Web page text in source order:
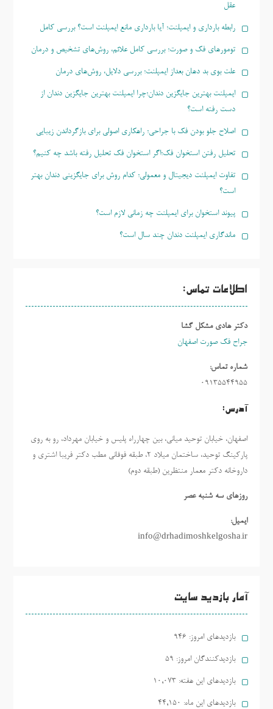
عقل
رابطه بارداری و ایمپلنت؛ آیا بارداری مانع ایمپلنت است؟ بررسی کامل
تومورهای فک و صورت؛ بررسی کامل علائم، روش‌های تشخیص و درمان
علت بوی بد دهان بعداز ایمپلنت؛ بررسی دلایل، روش‌های درمان
ایمپلنت بهترین جایگزین دندان؛چرا ایمپلنت بهترین جایگزین دندان از
دست رفته است؟
اصلاح جلو بودن فک با جراحی؛ راهکاری اصولی برای بازگرداندن زیبایی
تحلیل رفتن استخوان فک؛اگر استخوان فک تحلیل رفته باشد چه کنیم؟
تفاوت ایمپلنت دیجیتال و معمولی؛ کدام روش برای جایگزینی دندان بهتر
است؟
پیوند استخوان برای ایمپلنت چه زمانی لازم است؟
ماندگاری ایمپلنت دندان چند سال است؟
اطلاعات تماس:
دکتر هادی مشکل گشا
جراح فک صورت اصفهان
شماره تماس:
09135544955
آدرس:
اصفهان، خیابان توحید میانی، بین چهارراه پلیس و خیابان مهرداد، رو به روی
پارکینگ توحید، ساختمان میلاد ٢، طبقه فوقانی مطب دکتر فریبا اشتری و
داروخانه دکتر معمار منتظرین (طبقه دوم)
روزهاي سه شنبه عصر
ایمیل:
info@drhadimoshkelgosha.ir
آمار بازدید سایت
بازدیدهای امروز: 946
بازدیدکنندگان امروز: 59
بازدیدهای این هفته: 10,073
بازدیدهای این ماه: 44,150